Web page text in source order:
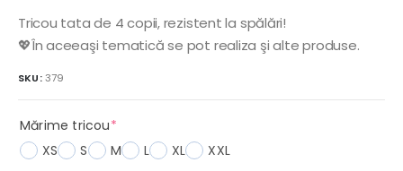
Tricou tata de 4 copii, rezistent la spălări!
💖În aceeaşi tematică se pot realiza şi alte produse.
SKU:379
Mărime tricou*(required)
XS
S M L XL XXL